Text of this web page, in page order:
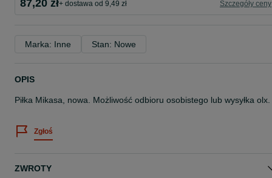
87,20 zł+ dostawa od 9,49 zł Szczegóły ceny
Marka: Inne Stan: Nowe
OPIS
Piłka Mikasa, nowa. Możliwość odbioru osobistego lub wysyłka olx.
Zgłoś
ZWROTY